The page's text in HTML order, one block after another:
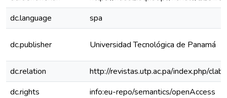
dc.language
spa
dc.publisher Universidad Tecnológica de Panamá
dc.relation
http://revistas.utp.ac.pa/index.php/
dc.rights
info:eu-repo/semantics/openAccess